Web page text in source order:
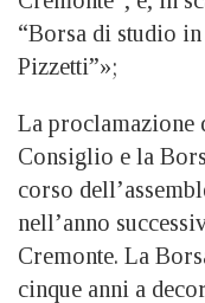
“Borsa di studio
Pizzetti”»;
La proclamazione
Consiglio e la
corso
nell’anno
Cremonte. La
cinque anni a